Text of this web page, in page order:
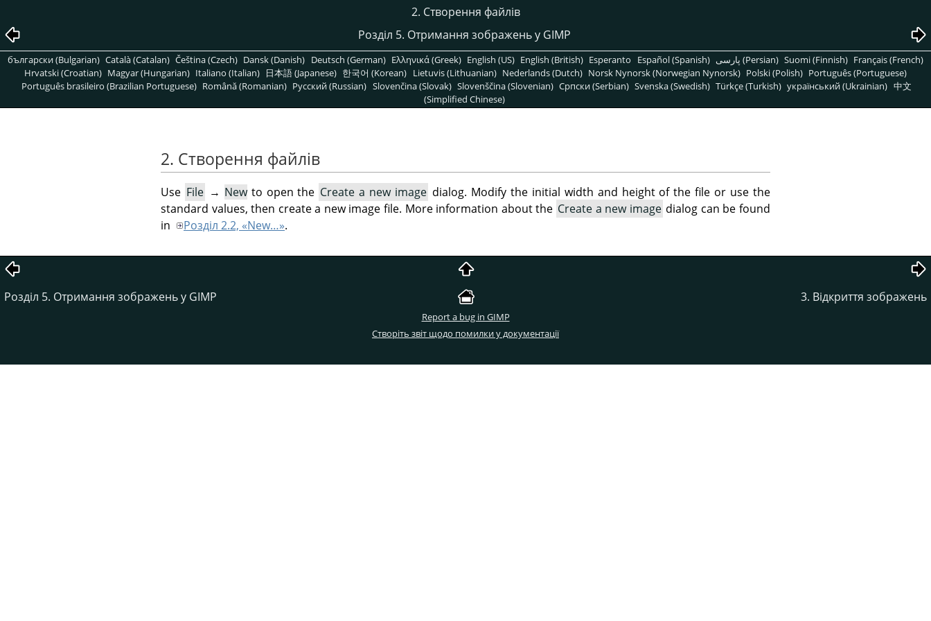
2. Створення файлів
Розділ 5. Отримання зображень у GIMP
български (Bulgarian) Català (Catalan) Čeština (Czech) Dansk (Danish) Deutsch (German) Ελληνικά (Greek) English (US) English (British) Esperanto Español (Spanish) پارسی (Persian) Suomi (Finnish) Français (French)
Hrvatski (Croatian) Magyar (Hungarian) Italiano (Italian) 日本語 (Japanese) 한국어 (Korean) Lietuvis (Lithuanian) Nederlands (Dutch) Norsk Nynorsk (Norwegian Nynorsk) Polski (Polish) Português (Portuguese)
Português brasileiro (Brazilian Portuguese) Română (Romanian) Pусский (Russian) Slovenčina (Slovak) Slovenščina (Slovenian) Српски (Serbian) Svenska (Swedish) Türkçe (Turkish) український (Ukrainian) 中文
(Simplified Chinese)
2. Створення файлів
Use File → Newto open the Create a new image dialog. Modify the initial width and height of the file or use the
standard values, then create a new image file. More information about the Create a new image dialog can be found
in
Розділ 2.2, «New…».
Розділ 5. Отримання зображень у GIMP 3. Відкриття зображень
Report a bug in GIMP
Створіть звіт щодо помилки у документації